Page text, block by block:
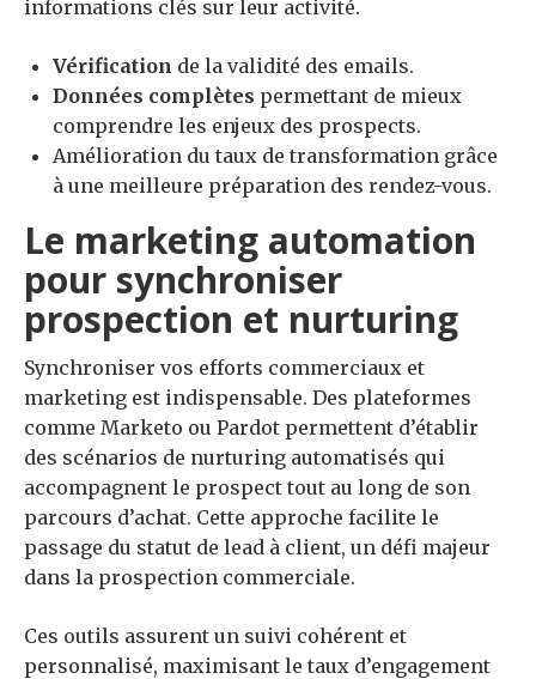
informations clés sur leur activité.
Vérification de la validité des emails.
Données complètes permettant de mieux
comprendre les enjeux des prospects.
Amélioration du taux de transformation grâce
à une meilleure préparation des rendez-vous.
Le marketing automation
pour synchroniser
prospection et nurturing
Synchroniser vos efforts commerciaux et
marketing est indispensable. Des plateformes
comme Marketo ou Pardot permettent d’établir
des scénarios de nurturing automatisés qui
accompagnent le prospect tout au long de son
parcours d’achat. Cette approche facilite le
passage du statut de lead à client, un défi majeur
dans la prospection commerciale.
Ces outils assurent un suivi cohérent et
personnalisé, maximisant le taux d’engagement